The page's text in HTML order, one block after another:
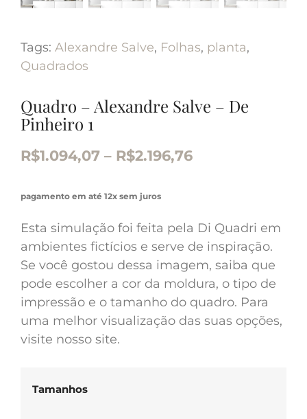
Tags: Alexandre Salve, Folhas, planta,
Quadrados
Quadro – Alexandre Salve – De
Pinheiro 1
R$1.094,07 – R$2.196,76
pagamento em até 12x sem juros
Esta simulação foi feita pela Di Quadri em
ambientes fictícios e serve de inspiração.
Se você gostou dessa imagem, saiba que
pode escolher a cor da moldura, o tipo de
impressão e o tamanho do quadro. Para
uma melhor visualização das suas opções,
visite nosso site.
Tamanhos